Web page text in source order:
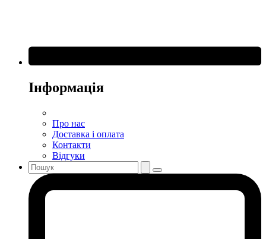
Інформація
Про нас
Доставка і оплата
Контакти
Відгуки